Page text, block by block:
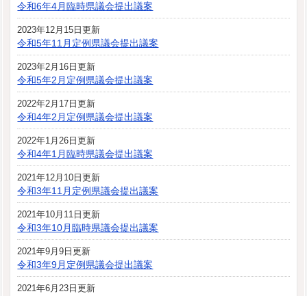
令和6年4月臨時県議会提出議案
2023年12月15日更新
令和5年11月定例県議会提出議案
2023年2月16日更新
令和5年2月定例県議会提出議案
2022年2月17日更新
令和4年2月定例県議会提出議案
2022年1月26日更新
令和4年1月臨時県議会提出議案
2021年12月10日更新
令和3年11月定例県議会提出議案
2021年10月11日更新
令和3年10月臨時県議会提出議案
2021年9月9日更新
令和3年9月定例県議会提出議案
2021年6月23日更新